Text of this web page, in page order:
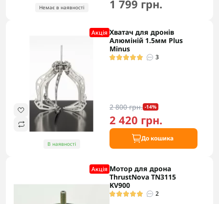
Немає в наявності 1 799 грн.
Акцiя
В наявності
Хватач для дронів
Алюміній 1.5мм Plus
Minus
3
2 800 грн. -14%
2 420 грн.
До кошика
Акцiя Мотор для дрона
ThrustNova TN3115
KV900
2